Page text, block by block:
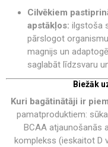
Cilvēkiem
apstākļos: ilgstoša
pārslogot
magnijs un
saglabāt līdzsvaru
Biežāk
Kuri bagātinātāji ir
pamatproduktiem:
BCAA atjaunošanās
komplekss (ieskaitot D